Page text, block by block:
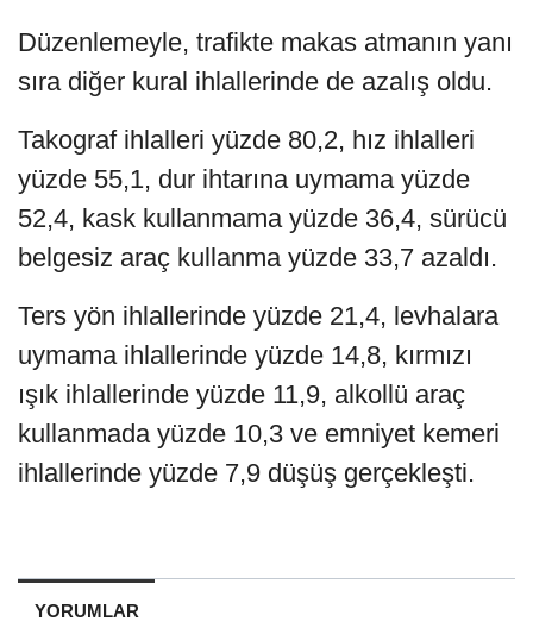
Düzenlemeyle, trafikte makas atmanın yanı
sıra diğer kural ihlallerinde de azalış oldu.
Takograf ihlalleri yüzde 80,2, hız ihlalleri
yüzde 55,1, dur ihtarına uymama yüzde
52,4, kask kullanmama yüzde 36,4, sürücü
belgesiz araç kullanma yüzde 33,7 azaldı.
Ters yön ihlallerinde yüzde 21,4, levhalara
uymama ihlallerinde yüzde 14,8, kırmızı
ışık ihlallerinde yüzde 11,9, alkollü araç
kullanmada yüzde 10,3 ve emniyet kemeri
ihlallerinde yüzde 7,9 düşüş gerçekleşti.
YORUMLAR